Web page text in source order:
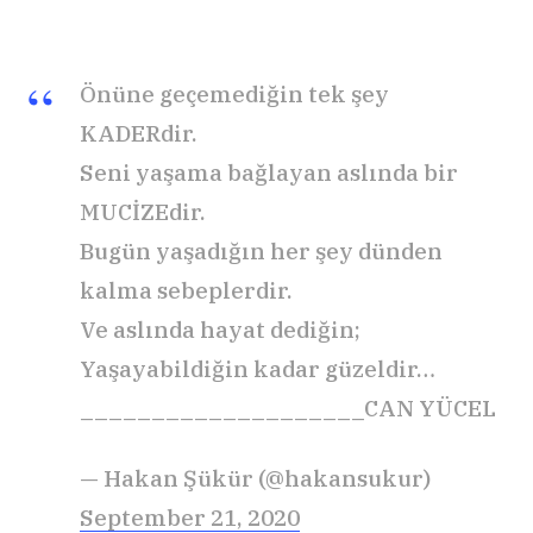
Önüne geçemediğin tek şey
KADERdir.
Seni yaşama bağlayan aslında bir
MUCİZEdir.
Bugün yaşadığın her şey dünden
kalma sebeplerdir.
Ve aslında hayat dediğin;
Yaşayabildiğin kadar güzeldir…
____________________CAN YÜCEL
— Hakan Şükür (@hakansukur)
September 21, 2020